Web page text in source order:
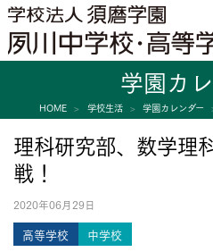
学園カ
HOME 学校生活 学園カレンダー
理科研究部、数学理
戦！
2020年06月29日
高等学校 中学校